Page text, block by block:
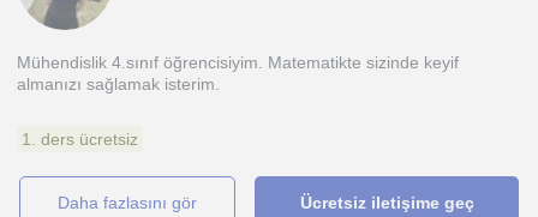
Mühendislik 4.sınıf öğrencisiyim. Matematikte sizinde keyif
almanızı sağlamak isterim.
1. ders ücretsiz
daha fazlasını gör Ücretsiz iletişime geç